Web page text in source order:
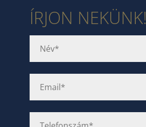
ÍRJON NEKÜNK!